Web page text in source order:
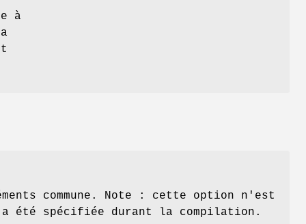
à
commune. Note : cette option n'est
a été spécifiée durant la compilation.